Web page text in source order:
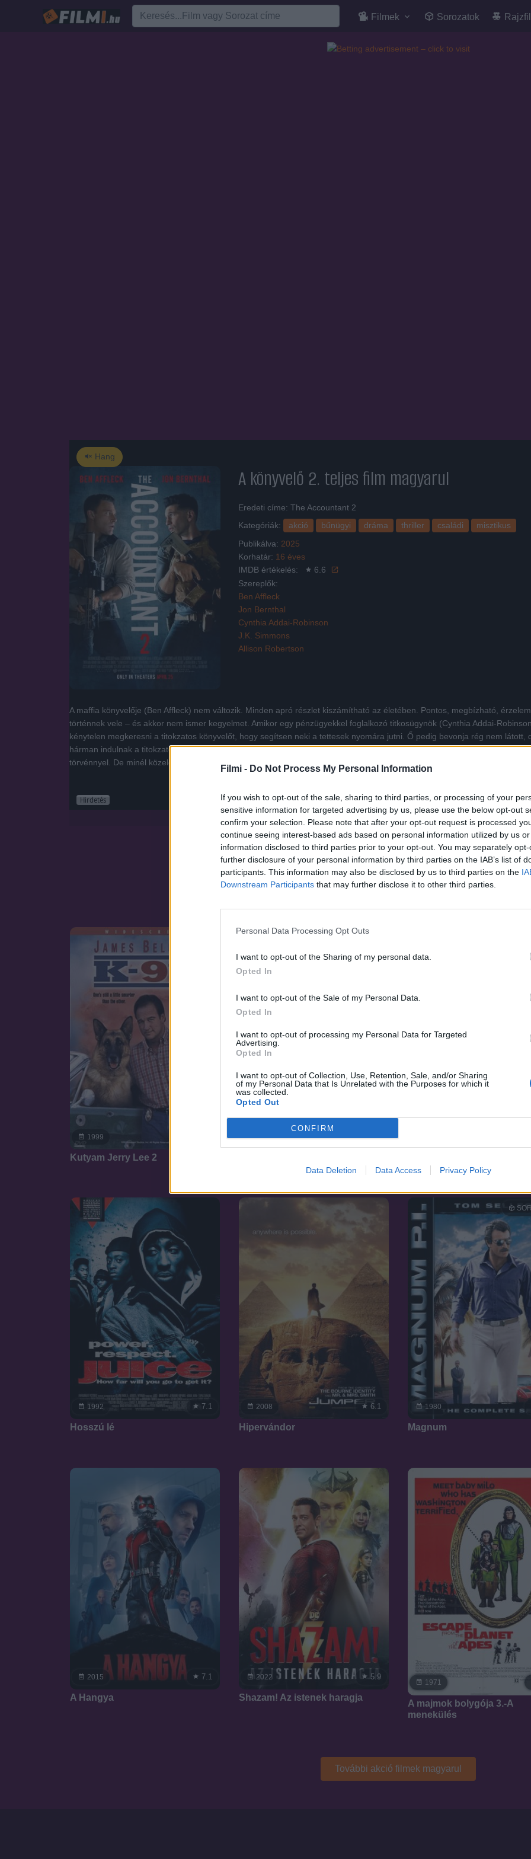
Filmi - Do Not Process My Personal Information
If you wish to opt-out of the sale, sharing to third parties, or processing of your
sensitive information for targeted advertising by us, please use the below opt-out
confirm your selection. Please note that after your opt-out request is processed
continue seeing interest-based ads based on personal information utilized by us
information disclosed to third parties prior to your opt-out. You may separately
further disclosure of your personal information by third parties on the IAB’s list of
participants. This information may also be disclosed by us to third parties on the
Downstream Participants that may further disclose it to other third parties.
Personal Data Processing Opt Outs
I want to opt-out of the Sharing of my personal data.
Opted In
I want to opt-out of the Sale of my Personal Data.
Opted In
I want to opt-out of processing my Personal Data for Targeted
Advertising.
Opted In
I want to opt-out of Collection, Use, Retention, Sale, and/or Sharing
of my Personal Data that Is Unrelated with the Purposes for which it
was collected.
Opted Out
CONFIRM
Data Deletion Data Access Privacy Policy
Filmek Sorozatok
Hang
Hirdetés
A könyvelő 2. teljes film magyarul
Eredeti címe: The Accountant 2
Kategóriák:
akció bűnügyi dráma thriller családi
misztikus
Publikálva: 2025
Korhatár: 16 éves
IMDB értékelés:
6.6
Szereplők:
Ben Affleck
Jon Bernthal
Cynthia Addai-Robinson
J.K. Simmons
Allison Robertson
A maffia könyvelője (Ben Affleck) nem változik. Minden apró részlet kiszámítható az életében. Pontos, megbízható,
történnek vele – és akkor nem ismer kegyelmet. Amikor egy pénzügyekkel foglalkozó titkosügynök (Cynthia Addai-
kénytelen megkeresni a titokzatos könyvelőt, hogy segítsen neki a tettesek nyomára jutni. Ő pedig bevonja rég nem
hárman indulnak a titokzatos ellenfél után. Chris kiismerhetetlen működésű agya minden kérdésre megtalálja a választ,
törvénnyel. De minél közelebb küzdik magukat a megoldáshoz, annál nehezebb titokban tartani, amit csinálnak: és
Tetszett a film? Oszd meg: Viber
Pinterest
X
Facebook
Hasonló teljes filmek magyarul
1999
Kutyam Jerry Lee 2
2012 6.6
1992 7.1
Hosszú lé
2008 6.1
Hipervándor
1980
Magnum
2015 7.1
A Hangya
2022 5.9
Shazam! Az istenek haragja
1971
A majmok bolygója 3.-A
menekülés
További akció filmek magyarul